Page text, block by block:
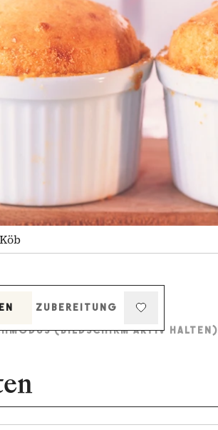
ZUBEREITUNG
(BILDSCHIRM AKTIV HALTEN)